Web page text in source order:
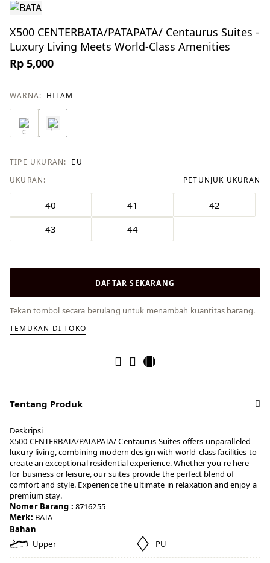
X500 CENTERBATA/PATAPATA/ Centaurus Suites -
Luxury Living Meets World-Class Amenities
Rp 5,000
WARNA: HITAM
TIPE UKURAN: EU
UKURAN:
PETUNJUK UKURAN
40 41
42
43
44
DAFTAR SEKARANG
Tekan tombol secara berulang untuk menambah kuantitas barang.
TEMUKAN DI TOKO
Tentang Produk
Deskripsi
X500 CENTERBATA/PATAPATA/ Centaurus Suites offers unparalleled
luxury living, combining modern design with world-class facilities to
create an exceptional residential experience. Whether you're here
for business or leisure, our suites provide the perfect blend of
comfort and style. Experience the ultimate in relaxation and enjoy a
premium stay.
Nomer Barang : 8716255
Merk: BATA
Bahan
Upper
PU